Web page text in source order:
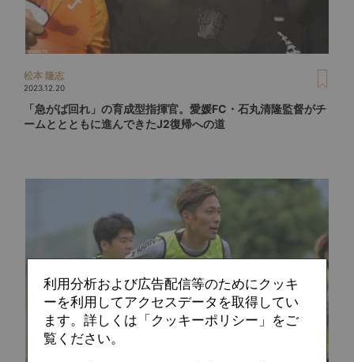
松本 隆志
2023.12.20
「急がば回れ」の育成型指揮官。愛媛FC・石丸清隆監督がチ
ームととともに進んできたJ2復帰への道
利用分析および広告配信等のためにクッキ
ーを利用してアクセスデータを取得してい
ます。詳しくは「クッキーポリシー」をご
覧ください。